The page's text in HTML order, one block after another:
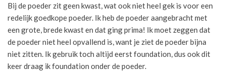
Bij de poeder zit geen kwast, wat ook niet heel gek is voor een
redelijk goedkope poeder. Ik heb de poeder aangebracht met
een grote, brede kwast en dat ging prima! Ik moet zeggen dat
de poeder niet heel opvallend is, want je ziet de poeder bijna
niet zitten. Ik gebruik toch altijd eerst foundation, dus ook dit
keer draag ik foundation onder de poeder.